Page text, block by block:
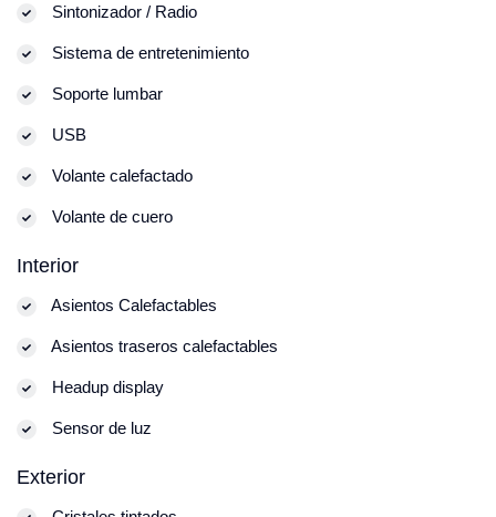
Sintonizador / Radio
Sistema de entretenimiento
Soporte lumbar
USB
Volante calefactado
Volante de cuero
Interior
Asientos Calefactables
Asientos traseros calefactables
Headup display
Sensor de luz
Exterior